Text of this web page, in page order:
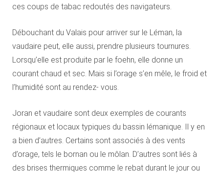
ces coups de tabac redoutés des navigateurs.
Débouchant du Valais pour arriver sur le Léman, la
vaudaire peut, elle aussi, prendre plusieurs tournures.
Lorsqu’elle est produite par le foehn, elle donne un
courant chaud et sec. Mais si l’orage s’en mêle, le froid et
l’humidité sont au rendez- vous.
Joran et vaudaire sont deux exemples de courants
régionaux et locaux typiques du bassin lémanique. Il y en
a bien d’autres. Certains sont associés à des vents
d’orage, tels le bornan ou le môlan. D’autres sont liés à
des brises thermiques comme le rebat durant le jour ou